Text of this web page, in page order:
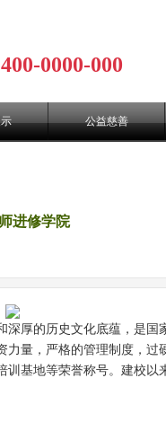
400-0000-000
公益慈善
进修学院
厚的历史文化底蕴，是国
量，严格的管理制度，
基地等荣誉称号。建校以